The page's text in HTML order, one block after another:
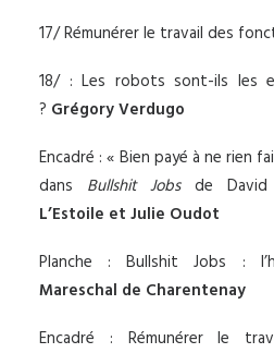
17/ Rémunérer le travail des
18/ : Les robots sont-ils les
? Grégory Verdugo
Encadré : « Bien payé à ne rien
dans Bullshit Jobsde David
L’Estoile et Julie Oudot
Planche : Bullshit Jobs :
Mareschal de Charentenay
Encadré : Rémunérer le